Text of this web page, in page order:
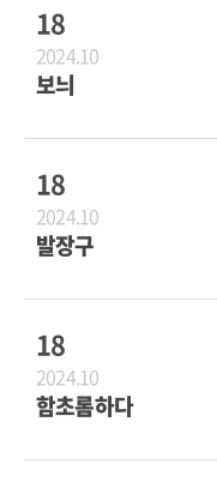
18
2024.10
보늬
18
2024.10
발장구
18
2024.10
함초롬하다